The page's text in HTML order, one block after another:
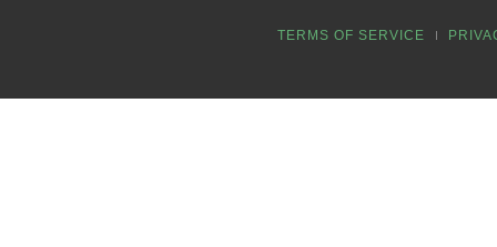
TERMS OF SERVICE